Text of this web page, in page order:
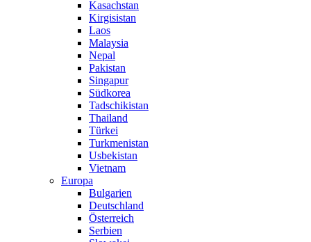
Kasachstan
Kirgisistan
Laos
Malaysia
Nepal
Pakistan
Singapur
Südkorea
Tadschikistan
Thailand
Türkei
Turkmenistan
Usbekistan
Vietnam
Europa
Bulgarien
Deutschland
Österreich
Serbien